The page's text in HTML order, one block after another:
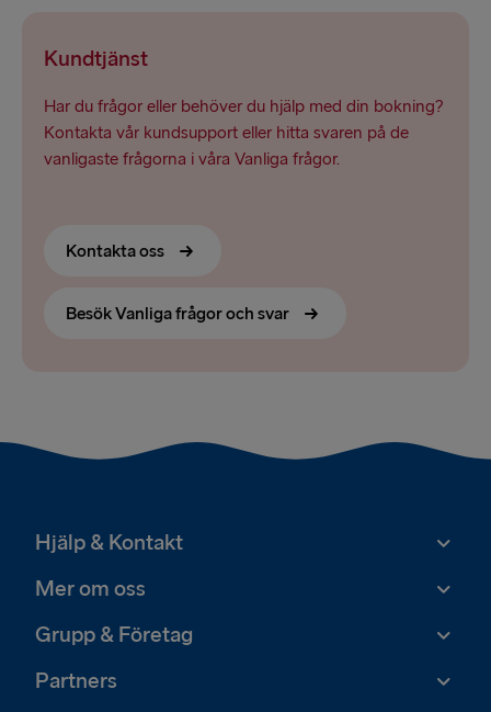
Kundtjänst
Har du frågor eller behöver du hjälp med din bokning?
Kontakta vår kundsupport eller hitta svaren på de
vanligaste frågorna i våra Vanliga frågor.
Kontakta oss
Besök Vanliga frågor och svar
Hjälp & Kontakt
Mer om oss
Grupp & Företag
Partners